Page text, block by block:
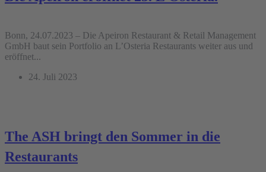
Bonn, 24.07.2023 – Die Apeiron Restaurant & Retail Management
GmbH baut sein Portfolio an L’Osteria Restaurants weiter aus und
eröffnet...
24. Juli 2023
The ASH bringt den Sommer in die
Restaurants